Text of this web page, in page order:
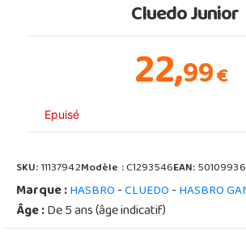
Cluedo Junior
22,99€
Epuisé
SKU:11137942Modèle :C1293546EAN:
Marque :HASBRO-CLUEDO-HASBRO
Âge :De 5 ans (âge indicatif)